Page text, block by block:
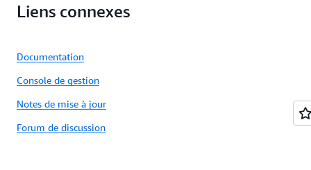
Liens connexes
Documentation
Console de gestion
Notes de mise à jour
Forum de discussion